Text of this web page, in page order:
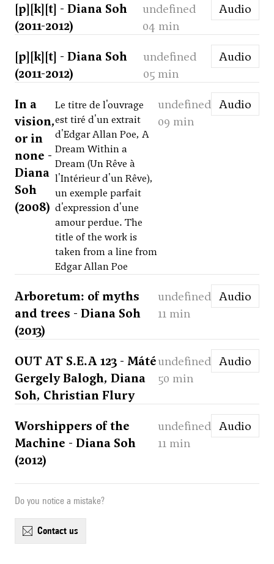
[p][k][t] - Diana Soh
(2011-2012)
undefined
04 min
Audio
[p][k][t] - Diana Soh
(2011-2012)
undefined
05 min
Audio
In a
vision,
or in
none -
Diana
Soh
(2008)
Le titre de l'ouvrage
est tiré d'un extrait
d'Edgar Allan Poe, A
Dream Within a
Dream (Un Rêve à
l'Intérieur d'un Rêve),
un exemple parfait
d'expression d'une
amour perdue. The
title of the work is
taken from a line from
Edgar Allan Poe
undefined
09 min
Audio
Arboretum: of myths
and trees - Diana Soh
(2013)
undefined
11 min
Audio
OUT AT S.E.A 123 - Máté
Gergely Balogh, Diana
Soh, Christian Flury
undefined
50 min
Audio
Worshippers of the
Machine - Diana Soh
(2012)
undefined
11 min
Audio
Do you notice a mistake?
contact us